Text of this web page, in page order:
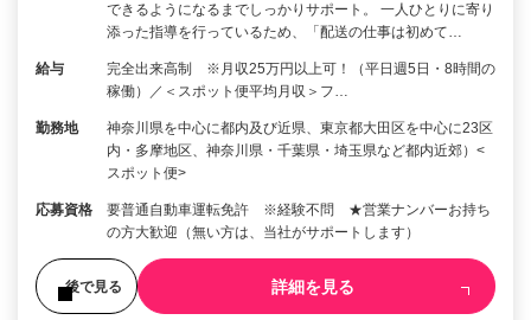
できるようになるまでしっかりサポート。 一人ひとりに寄り
添った指導を行っているため、「配送の仕事は初めて…
給与
完全出来高制 ※月収25万円以上可！（平日週5日・8時間の
稼働）／＜スポット便平均月収＞フ…
勤務地
神奈川県を中心に都内及び近県、東京都大田区を中心に23区
内・多摩地区、神奈川県・千葉県・埼玉県など都内近郊）<
スポット便>
応募資格
要普通自動車運転免許 ※経験不問 ★営業ナンバーお持ち
の方大歓迎（無い方は、当社がサポートします）
後で見る 詳細を見る